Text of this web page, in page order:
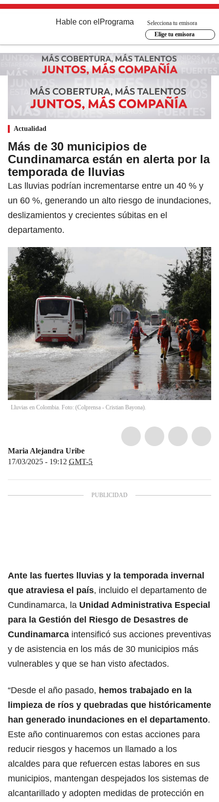
Hable con el Programa
Selecciona tu emisora
Elige tu emisora
Actualidad
Más de 30 municipios de
Cundinamarca están en alerta por la
temporada de lluvias
Las lluvias podrían incrementarse entre un 40 % y
un 60 %, generando un alto riesgo de inundaciones,
deslizamientos y crecientes súbitas en el
departamento.
Lluvias en Colombia. Foto: (Colprensa - Cristian Bayona).
Maria Alejandra Uribe
17/03/2025 - 19:12 GMT-5
Ante las fuertes lluvias y la temporada invernal
que atraviesa el país, incluido el departamento de
Cundinamarca, la Unidad Administrativa Especial
para la Gestión del Riesgo de Desastres de
Cundinamarca intensificó sus acciones preventivas
y de asistencia en los más de 30 municipios más
vulnerables y que se han visto afectados.
“Desde el año pasado, hemos trabajado en la
limpieza de ríos y quebradas que históricamente
han generado inundaciones en el departamento.
Este año continuaremos con estas acciones para
reducir riesgos y hacemos un llamado a los
alcaldes para que refuercen estas labores en sus
municipios, mantengan despejados los sistemas de
alcantarillado y adopten medidas de protección en